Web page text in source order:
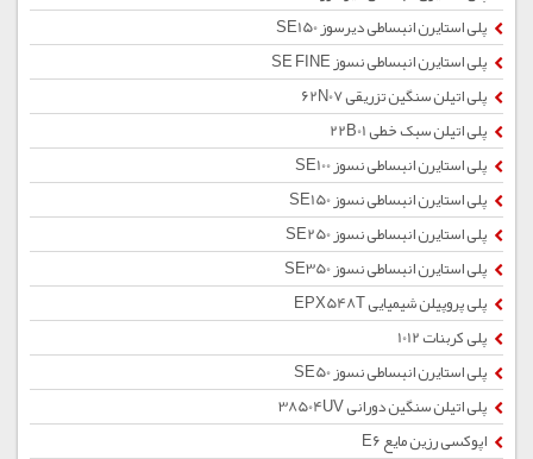
پلی استایرن انبساطی دیرسوز SE150
پلی استایرن انبساطی نسوز SE FINE
پلی اتیلن سنگین تزریقی 62N07
پلی اتیلن سبک خطی 22B01
پلی استایرن انبساطی نسوز SE100
پلی استایرن انبساطی نسوز SE150
پلی استایرن انبساطی نسوز SE250
پلی استایرن انبساطی نسوز SE350
پلی پروپیلن شیمیایی EPX548T
پلی کربنات 1012
پلی استایرن انبساطی نسوز SE50
پلی اتیلن سنگین دورانی 38504UV
اپوکسی رزین مایع E6